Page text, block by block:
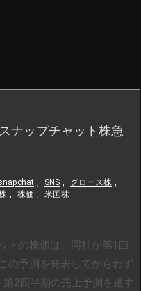
ナップチャット株急
, SNS , グロース株 ,
, 株価 , 米国株
トの株価は、同社が第1四
の予測を発表してからわず
第2四半期の売上予測を逃す